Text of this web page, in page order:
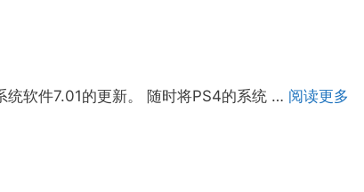
软件7.01的更新。 随时将PS4的系统 … 阅读更多